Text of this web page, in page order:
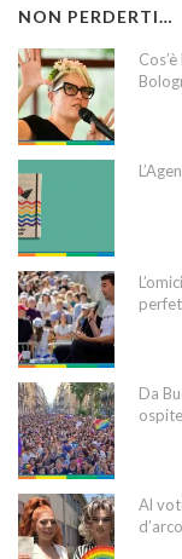
NON PERDERTI…
Da
Al